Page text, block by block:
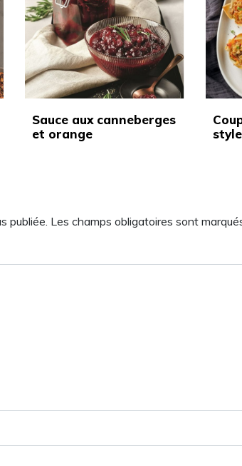
Sauce aux canneberges
et orange
publiée. Les champs obligatoires sont